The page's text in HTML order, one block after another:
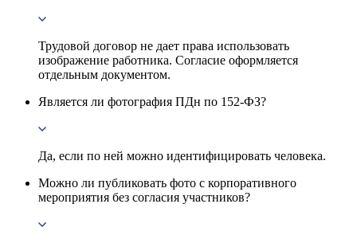
Трудовой договор не дает права использовать
изображение работника. Согласие оформляется
отдельным документом.
Является ли фотография ПДн по 152-ФЗ?
Да, если по ней можно идентифицировать человека.
Можно ли публиковать фото с корпоративного
мероприятия без согласия участников?